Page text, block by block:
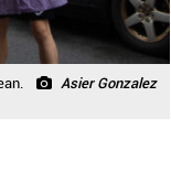
Asier Gonzalez